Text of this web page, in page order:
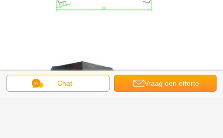
Chat Vraag een offerte